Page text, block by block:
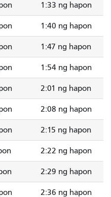
1:33 ng hapon
1:40 ng hapon
1:47 ng hapon
1:54 ng hapon
2:01 ng hapon
2:08 ng hapon
2:15 ng hapon
2:22 ng hapon
2:29 ng hapon
2:36 ng hapon